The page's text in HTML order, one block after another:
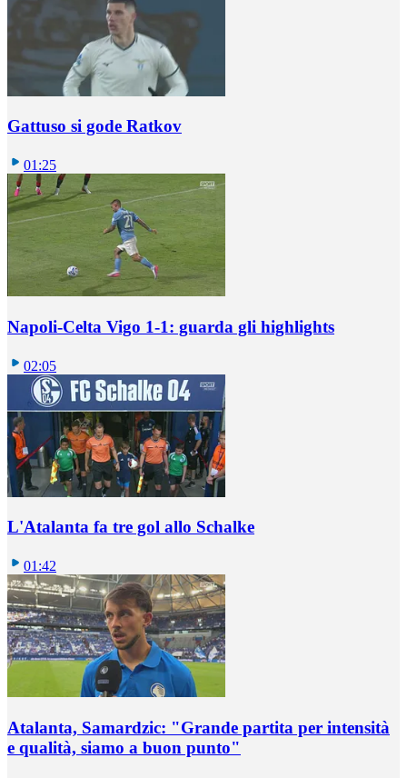
Gattuso si gode Ratkov
01:25
Napoli-Celta Vigo 1-1: guarda gli highlights
02:05
L'Atalanta fa tre gol allo Schalke
01:42
Atalanta, Samardzic: "Grande partita per intensità
e qualità, siamo a buon punto"